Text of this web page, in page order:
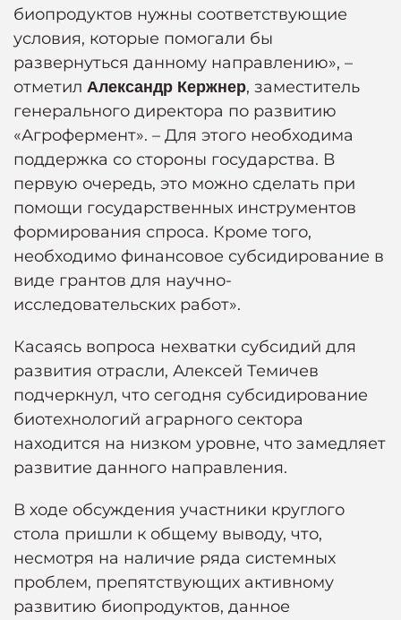
биопродуктов нужны соответствующие
условия, которые помогали бы
развернуться данному направлению», –
отметил Александр Кержнер, заместитель
генерального директора по развитию
«Агрофермент». – Для этого необходима
поддержка со стороны государства. В
первую очередь, это можно сделать при
помощи государственных инструментов
формирования спроса. Кроме того,
необходимо финансовое субсидирование в
виде грантов для научно-
исследовательских работ».
Касаясь вопроса нехватки субсидий для
развития отрасли, Алексей Темичев
подчеркнул, что сегодня субсидирование
биотехнологий аграрного сектора
находится на низком уровне, что замедляет
развитие данного направления.
В ходе обсуждения участники круглого
стола пришли к общему выводу, что,
несмотря на наличие ряда системных
проблем, препятствующих активному
развитию биопродуктов, данное